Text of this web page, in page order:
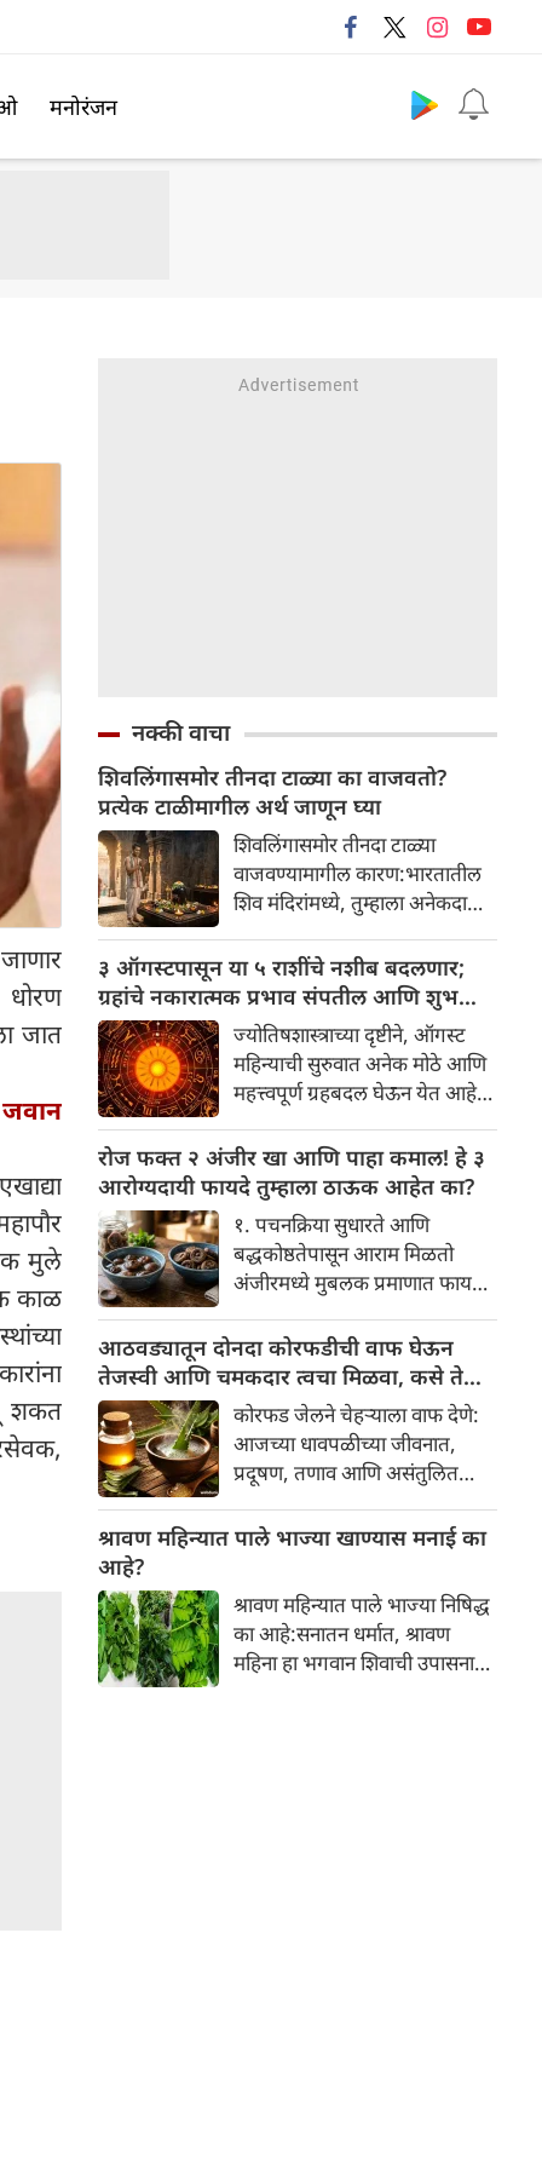
मनोरंजन
जात
मुले
काळ
शकत
नक्की वाचा
शिवलिंगासमोर तीनदा टाळ्या का वाजवतो?
प्रत्येक टाळीमागील अर्थ जाणून घ्या
शिवलिंगासमोर तीनदा टाळ्या
वाजवण्यामागील कारण:भारतातील
शिव मंदिरांमध्ये, तुम्हाला अनेकदा
वाजवताना दिसतील. ही एक सामान्य
प्रथा आहे, पण तुम्ही कधी विचार
केला आहे का की यामागे काय रहस्य
आहे आणि प्रत्येक टाळीचा अर्थ काय
आहे? हा केवळ एक विधी नाही, तर
यामागे खोलवर रुजलेल्या पौराणिक
श्रद्धा, आध्यात्मिक अर्थ आणि काही
वैज्ञानिक तर्कदेखील आहेत. चला, या
अनोख्या परंपरेमागील अर्थ
सविस्तरपणे समजून घेऊया.
३ ऑगस्टपासून या ५ राशींचे नशीब बदलणार;
ग्रहांचे नकारात्मक प्रभाव संपतील आणि शुभ
दिवसांची सुरुवात होईलज्योतिषशास्त्राच्या दृष्टीने, ऑगस्ट
महिन्याची सुरुवात अनेक मोठे आणि
महत्त्वपूर्ण ग्रहबदल घेऊन येत आहे.
हालचाल अनेक राशींच्या जीवनात
सकारात्मक बदल घडवून आणणार
आहे. विशेषतः ३ ऑगस्ट रोजी एक
अत्यंत दुर्मिळ आणि फलदायी
ग्रहस्थिती (संयोग) तयार होत आहे.
या दिवशी तयार होणारे शुभ योग,
ग्रहांची स्थिती आणि या गोचरमुळे
ज्यांचे नशीब उजळणार आहे अशा
भाग्यवान राशींबद्दल आपण जाणून
घेऊया!
रोज फक्त २ अंजीर खा आणि पाहा कमाल! हे ३
आरोग्यदायी फायदे तुम्हाला ठाऊक आहेत का?
१. पचनक्रिया सुधारते आणि
बद्धकोष्ठतेपासून आराम मिळतो
अंजीरमध्ये मुबलक प्रमाणात फायबर
बद्धकोष्ठता, गॅस किंवा अपचनाचा
त्रास होत असेल, तर अंजीर
तुमच्यासाठी वरदान ठरू शकते. हे
आतड्यांची स्वच्छता ठेवण्यास मदत
करते. पचनसंस्था मजबूत करून पोट
साफ होण्यास मदत करते.
आठवड्यातून दोनदा कोरफडीची वाफ घेऊन
तेजस्वी आणि चमकदार त्वचा मिळवा, कसे ते
जाणून घ्या
कोरफड जेलने चेहऱ्याला वाफ देणे:
आजच्या धावपळीच्या जीवनात,
प्रदूषण, तणाव आणि असंतुलित
नकारात्मक परिणाम होऊ शकतो.
होते, ज्यामुळे निस्तेजपणा, मुरुमे
आणि ब्लॅकहेड्स यांसारख्या समस्या
निर्माण होतात.
श्रावण महिन्यात पाले भाज्या खाण्यास मनाई का
आहे?
श्रावण महिन्यात पाले भाज्या निषिद्ध
का आहे:सनातन धर्मात, श्रावण
महिना हा भगवान शिवाची उपासना